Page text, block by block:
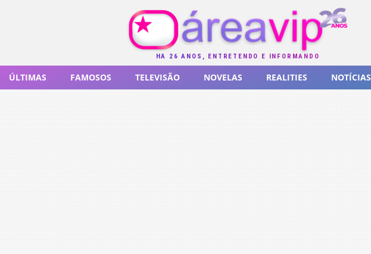
HÁ 26 ANOS, ENTRETENDO E INFORMANDO
ÚLTIMAS FAMOSOS TELEVISÃO NOVELAS REALITIES NOTÍCIAS